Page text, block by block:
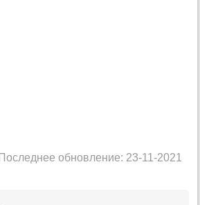
Последнее обновление: 23-11-2021